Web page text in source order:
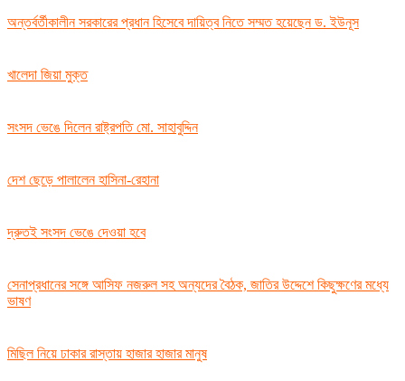
অন্তর্বর্তীকালীন সরকারের প্রধান হিসেবে দায়িত্ব নিতে সম্মত হয়েছেন ড. ইউনূস
খালেদা জিয়া মুক্ত
সংসদ ভেঙে দিলেন রাষ্ট্রপতি মো. সাহাবুদ্দিন
দেশ ছেড়ে পালালেন হাসিনা-রেহানা
দ্রুতই সংসদ ভেঙে দেওয়া হবে
সেনাপ্রধানের সঙ্গে আসিফ নজরুল সহ অন্যদের বৈঠক, জাতির উদ্দেশে কিছুক্ষণের মধ্যে
ভাষণ
মিছিল নিয়ে ঢাকার রাস্তায় হাজার হাজার মানুষ